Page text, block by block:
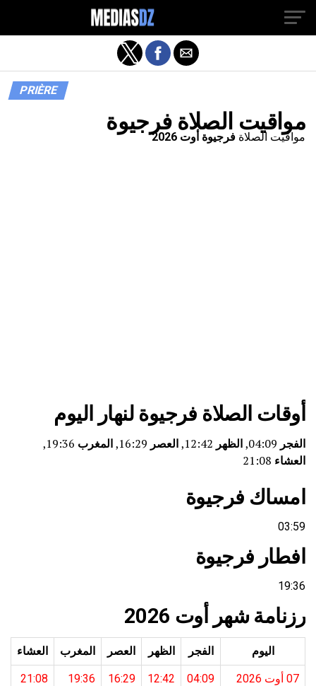
PRIÈRE
مواقيت الصلاة فرجيوة
مواقيت الصلاة فرجيوة أوت 2026
أوقات الصلاة فرجيوة لنهار اليوم
الفجر الظهر العصر المغرب
العشاء
امساك فرجيوة
03:59
افطار فرجيوة
19:36
رزنامة شهر أوت 2026
اليوم الفجر الظهر العصر المغرب العشاء
07 أوت 2026 04:09
12:42
16:29
19:36
21:08